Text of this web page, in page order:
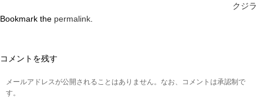
クジラ
Bookmark the permalink
コメントを残す
メールアドレスが公開されることはありません。なお、コメントは承認制で
す。